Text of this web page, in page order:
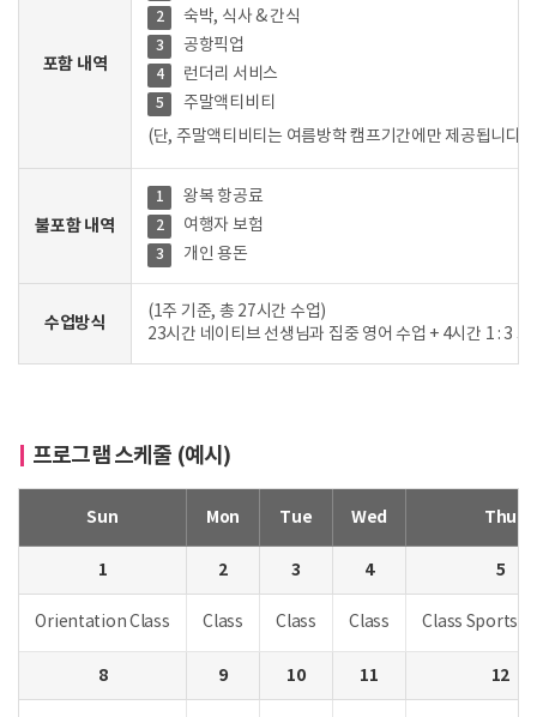
포함 내역
2 숙박, 식사 & 간식
3 공항픽업
4 런더리 서비스
5
주말액티비티
(단, 주말액티비티는 여름방학 캠프기간에만 제공됩니다.)
불포함 내역
1 왕복 항공료
2 여행자 보험
3 개인 용돈
수업방식
(1주 기준, 총 27시간 수업)
23시간 네이티브 선생님과 집중 영어 수업 + 4시간 1 : 3 소
프로그램 스케줄 (예시)
Sun Mon Tue Wed Thu
1 2 3 4 5
Orientation Class Class Class Class Class Sports
8 9 10 11 12